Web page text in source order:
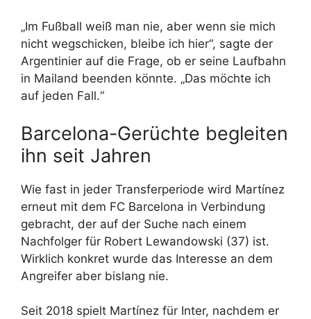
„Im Fußball weiß man nie, aber wenn sie mich
nicht wegschicken, bleibe ich hier“, sagte der
Argentinier auf die Frage, ob er seine Laufbahn
in Mailand beenden könnte. „Das möchte ich
auf jeden Fall.“
Barcelona-Gerüchte begleiten
ihn seit Jahren
Wie fast in jeder Transferperiode wird Martínez
erneut mit dem FC Barcelona in Verbindung
gebracht, der auf der Suche nach einem
Nachfolger für Robert Lewandowski (37) ist.
Wirklich konkret wurde das Interesse an dem
Angreifer aber bislang nie.
Seit 2018 spielt Martínez für Inter, nachdem er